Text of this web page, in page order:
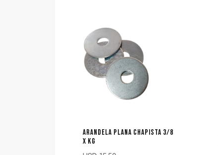
ARANDELA PLANA CHAPISTA 3/8
X KG